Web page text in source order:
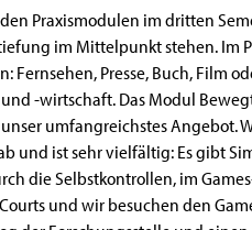
Praxismodulen im dritten
im Mittelpunkt stehen. Im
Fernsehen, Presse, Buch, Film
-wirtschaft. Das Modul
umfangreichstes Angebot.
und ist sehr vielfältig: Es gibt
die Selbstkontrollen, im
und wir besuchen den